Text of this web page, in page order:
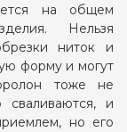
на общем
Нельзя
ниток и
форму и могут
тоже не
сваливаются, и
но его